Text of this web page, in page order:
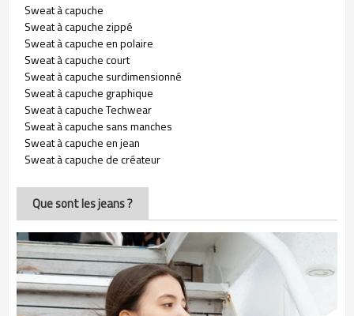
Sweat à capuche
Sweat à capuche zippé
Sweat à capuche en polaire
Sweat à capuche court
Sweat à capuche surdimensionné
Sweat à capuche graphique
Sweat à capuche Techwear
Sweat à capuche sans manches
Sweat à capuche en jean
Sweat à capuche de créateur
Que sont les jeans ?